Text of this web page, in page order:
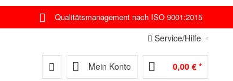
Qualitätsmanagement nach ISO 9001:2015
Service/Hilfe
Mein Konto 0,00 € *